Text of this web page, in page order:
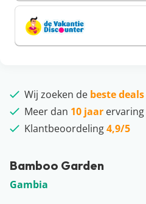
Bamboo Garden
Gambia
Wij zoeken de beste deals
Meer dan 10 jaar ervaring
Klantbeoordeling4,9/5